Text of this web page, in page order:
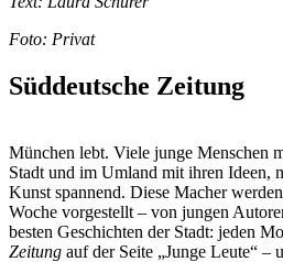
Foto: Privat
Süddeutsche Zeitung
München lebt. Viele junge Menschen
Stadt und im Umland mit ihren Ideen,
Kunst spannend. Diese Macher
Woche vorgestellt – von jungen
besten Geschichten der Stadt: jeden
Zeitung auf der Seite „Junge Leute“ –